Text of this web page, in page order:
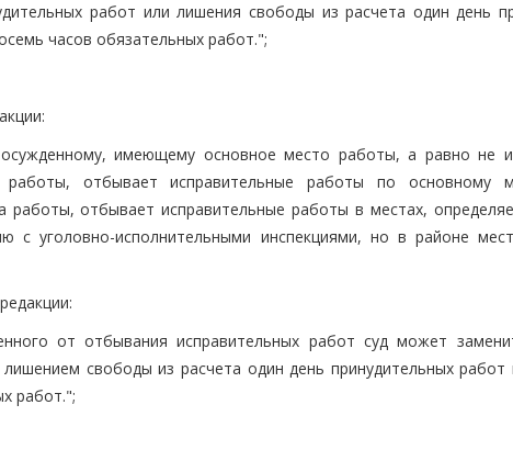
работ или лишения свободы из расчета один день
часов обязательных работ.";
имеющему основное место работы, а равно не
отбывает исправительные работы по основному
отбывает исправительные работы в местах,
с уголовно-исполнительными инспекциями, но в районе
от отбывания исправительных работ суд может
свободы из расчета один день принудительных работ
работ.";